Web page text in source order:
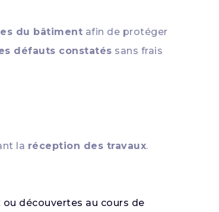
du bâtiment afin de protéger
défauts constatés sans frais
la réception des travaux.
découvertes au cours de